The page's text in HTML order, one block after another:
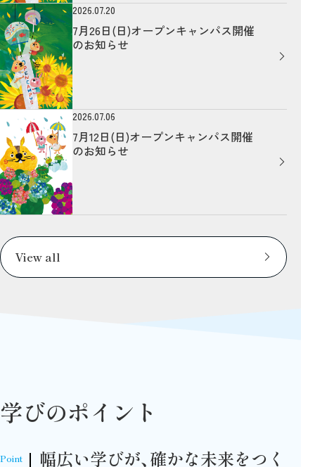
2026.07.20
7月26日(日)オープンキャンパス開催
のお知らせ
2026.07.06
7月12日(日)オープンキャンパス開催
のお知らせ
View all
学びのポイント
Point 幅広い学びが、確かな未来をつく